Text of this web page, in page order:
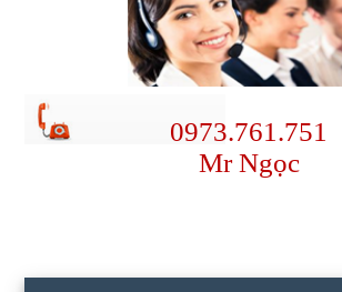
0973.761.751
Mr Ngọc